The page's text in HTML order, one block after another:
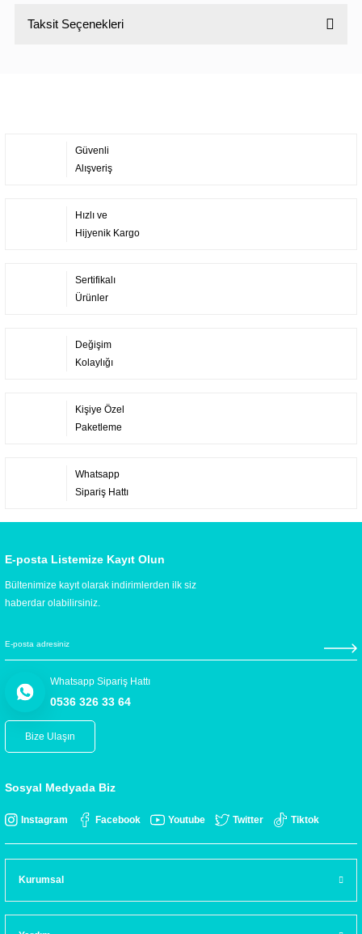
Taksit Seçenekleri
Güvenli
Alışveriş
Hızlı ve
Hijyenik Kargo
Sertifikalı
Ürünler
Değişim
Kolaylığı
Kişiye Özel
Paketleme
Whatsapp
Sipariş Hattı
E-posta Listemize Kayıt Olun
Bültenimize kayıt olarak indirimlerden ilk siz
haberdar olabilirsiniz.
Whatsapp Sipariş Hattı
0536 326 33 64
Bize Ulaşın
Sosyal Medyada Biz
Instagram Facebook Youtube Twitter Tiktok
Kurumsal